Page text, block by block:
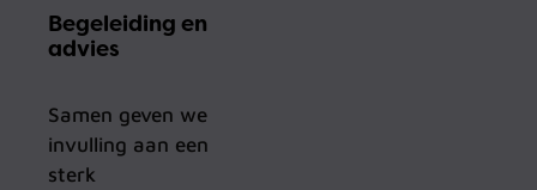
Begeleiding en
advies
Samen geven we
invulling aan een
sterk